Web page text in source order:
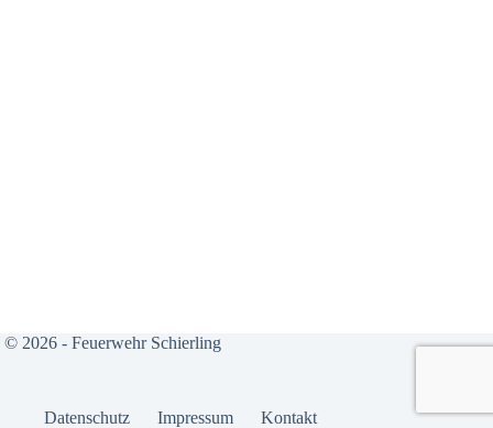
© 2026 - Feuerwehr Schierling
Daten­schutz Impres­sum Kon­takt